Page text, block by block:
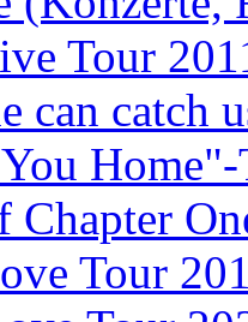
Tour
can catch
Chapter
Tour